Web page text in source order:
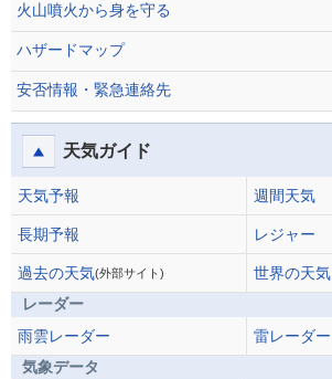
火山噴火から身を守る
ハザードマップ
安否情報・緊急連絡先
天気ガイド
天気予報 週間天気
長期予報 レジャー
過去の天気(外部サイト)
世界の天気
レーダー
雨雲レーダー
雷レーダー
気象データ